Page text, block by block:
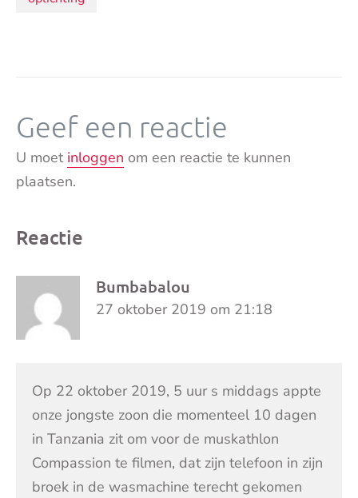
Geef een reactie
U moet inloggen om een reactie te kunnen
plaatsen.
Reactie
Bumbabalou
27 oktober 2019 om 21:18
Op 22 oktober 2019, 5 uur s middags appte
onze jongste zoon die momenteel 10 dagen
in Tanzania zit om voor de muskathlon
Compassion te filmen, dat zijn telefoon in zijn
broek in de wasmachine terecht gekomen